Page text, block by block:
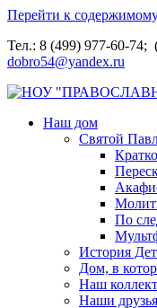
Перейти к
Тел.: 8 (499) 977-60-74;
dobro54@yandex.ru
НОУНаш дом
Святой
По
История
Дом, в
Наш
Наши друзья